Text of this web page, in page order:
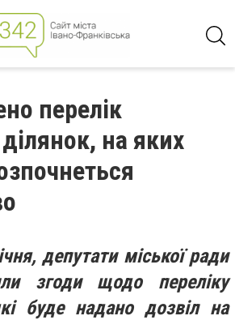
перелік
на яких
депутати міської ради
згоди щодо переліку
буде надано дозвіл на